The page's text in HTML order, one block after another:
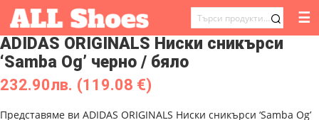
ТЪРСЕНЕ
ЗА:
☰
ADIDAS ORIGINALS Ниски сникърси
‘Samba Og’ черно / бяло
232.90лв. (119.08 €)
Представяме ви ADIDAS ORIGINALS Ниски сникърси ‘Samba Og’